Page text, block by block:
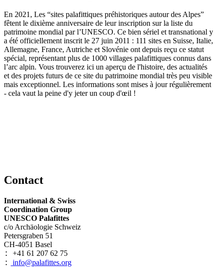
En 2021, Les “sites palafittiques préhistoriques autour des Alpes”
fêtent le dixième anniversaire de leur inscription sur la liste du
patrimoine mondial par l’UNESCO. Ce bien sériel et transnational y
a été officiellement inscrit le 27 juin 2011 : 111 sites en Suisse, Italie,
Allemagne, France, Autriche et Slovénie ont depuis reçu ce statut
spécial, représentant plus de 1000 villages palafittiques connus dans
l’arc alpin. Vous trouverez ici un aperçu de l'histoire, des actualités
et des projets futurs de ce site du patrimoine mondial très peu visible
mais exceptionnel. Les informations sont mises à jour régulièrement
- cela vaut la peine d'y jeter un coup d'œil !
Contact
International & Swiss
Coordination Group
UNESCO Palafittes
c/o Archäologie Schweiz
Petersgraben 51
CH-4051 Basel
: +41 61 207 62 75
: info@palafittes.org